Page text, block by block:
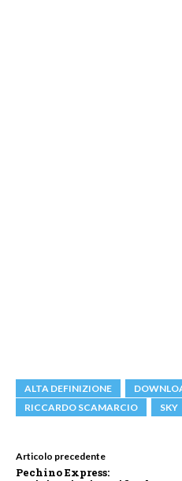
ALTA DEFINIZIONE
RICCARDO SCAMARCIO
SKY
Articolo precedente
Pechino Express: